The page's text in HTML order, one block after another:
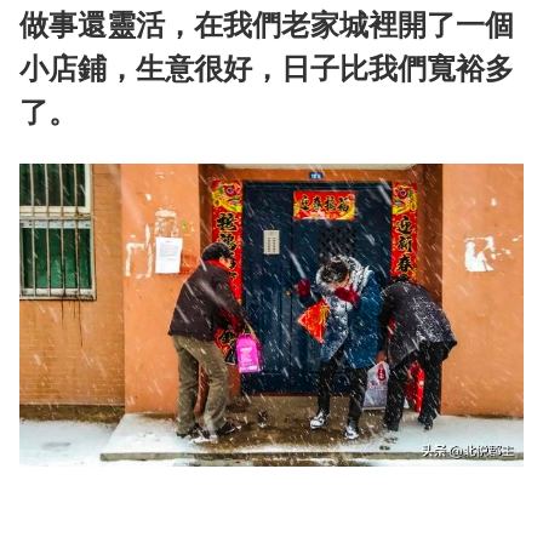
做事還靈活，在我們老家城裡開了一個
小店鋪，生意很好，日子比我們寬裕多
了。